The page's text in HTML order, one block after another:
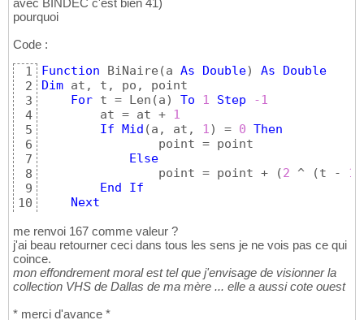
avec BINDEC c'est bien 41)
pourquoi
Code :
1
2
3
4
5
6
7
8
9
10
12
Function BiNaire (a As Double) As
Double
Dim at, t, po, point
For t = Len (a) To 1 Step
-1
        at = at +
1
If
Mid (a, at, 1) = 0 Then
                point = point
Else
                point = point +
(2 ^ (t - 1
End
If
Next
End Function
me renvoi 167 comme valeur ?
j'ai beau retourner ceci dans tous les sens je ne vois pas ce qui
coince.
mon effondrement moral est tel que j'envisage de visionner la
collection VHS de Dallas de ma mère ... elle a aussi cote ouest
* merci d'avance *